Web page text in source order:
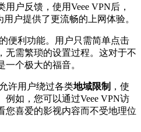
户反馈，使用Veee VPN后，
户提供了更流畅的上网体验。
便利功能。用户只需简单点击
无需繁琐的设置过程。这对于不
个极大的福音。
许用户绕过各类地域限制 ，使
如，您可以通过Veee VPN访
您喜爱的影视内容而不受地理位